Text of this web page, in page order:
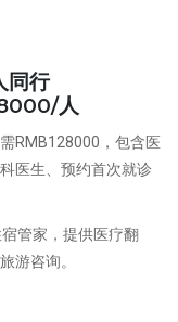
同行
人
RMB128000，包含医
医生、预约首次就诊
管家，提供医疗翻
游咨询。